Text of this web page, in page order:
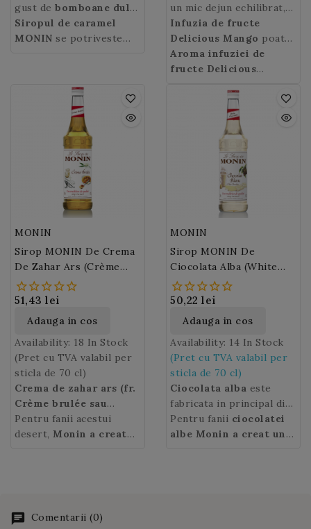
traditional prin topirea
zaharului in putina apa,
procedeu ce ii ofera un
ale barmanilor in diverse
tipuri de cafele, latte-uri,
milkshake-uri, cocktail-
gust de bomboane dulci
de caramel , cu o usoara
nota de alune. Postgust
Siropul de caramel
MONIN se potriveste
sau siropul de pere
MONIN. Combinati-l cu
siropul MONIN de tarta
cu lamaie pentru a face
un milkshake aromat
perfect echilibrat.
de bucati de fructe de
infuzat intr-o cana,
pentru a obtine un gust
delicios si foarte fin de
mango!
un mic dejun echilibrat,
pentru un inceput de zi
sanatos.
Infuzia de fructe
Delicious Mango poate
fi bauta si rece in zilele
insorite.
Aroma infuziei de
fructe Delicious
MONIN
Sirop MONIN De Crema
De Zahar Ars (Crème
Brulée)
51,43 lei
Adauga in cos
Availability: 18 In Stock
(Pret cu TVA valabil per
sticla de 70 cl)
Crema de zahar ars (fr.
Crème brulée sau
Crème caramélisée)
este un desert popular
Prajitura este
traditionala in Franta, in
Pentru fanii acestui
desert, Monin a creat
note de caramel.
Monin Creme brulee
MONIN
Sirop MONIN De
Ciocolata Alba (White
Chocolate)
50,22 lei
Adauga in cos
Availability: 14 In Stock
(Pret cu TVA valabil per
sticla de 70 cl)
Ciocolata alba este
fabricata in principal din
unt de cacao, zahar si
lapte praf. Untul de
Pentru fanii ciocolatei
albe Monin a creat un
Comentarii (0)